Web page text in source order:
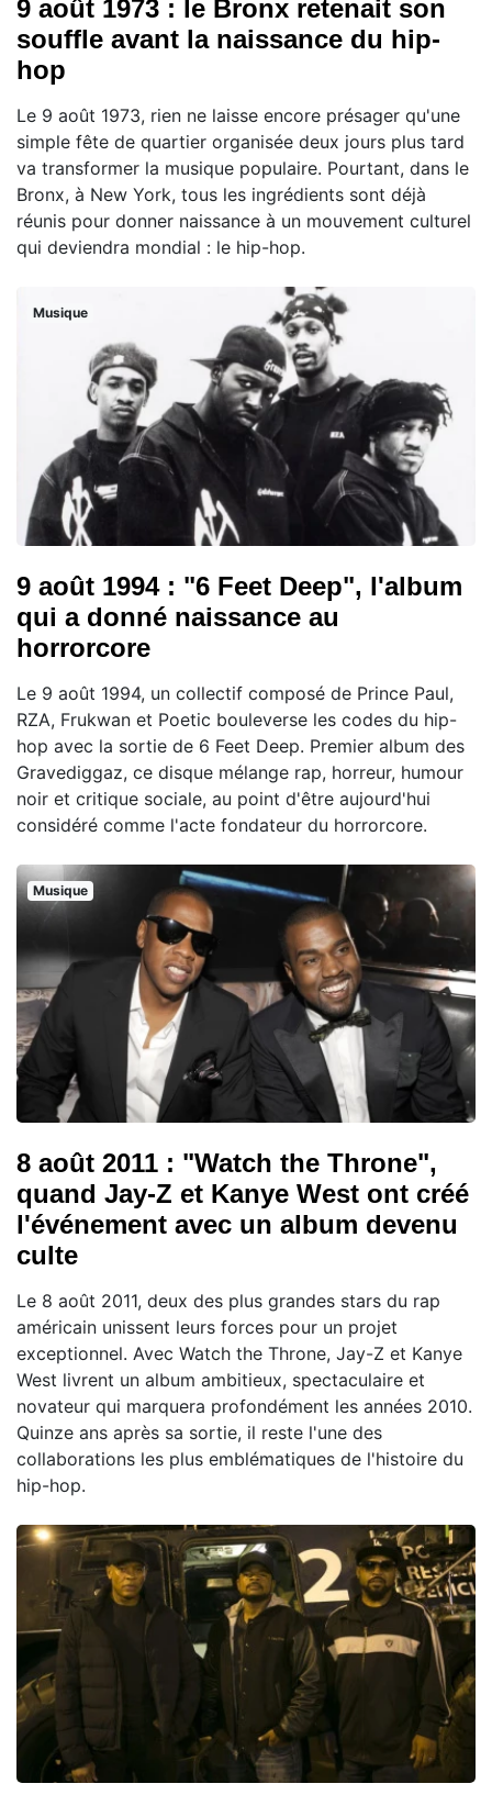
9 août 1973 : le Bronx retenait son
souffle avant la naissance du hip-
hop
Le 9 août 1973, rien ne laisse encore présager qu'une
simple fête de quartier organisée deux jours plus tard
va transformer la musique populaire. Pourtant, dans le
Bronx, à New York, tous les ingrédients sont déjà
réunis pour donner naissance à un mouvement culturel
qui deviendra mondial : le hip-hop.
Musique
9 août 1994 : "6 Feet Deep", l'album
qui a donné naissance au
horrorcore
Le 9 août 1994, un collectif composé de Prince Paul,
RZA, Frukwan et Poetic bouleverse les codes du hip-
hop avec la sortie de 6 Feet Deep. Premier album des
Gravediggaz, ce disque mélange rap, horreur, humour
noir et critique sociale, au point d'être aujourd'hui
considéré comme l'acte fondateur du horrorcore.
Musique
8 août 2011 : "Watch the Throne",
quand Jay-Z et Kanye West ont créé
l'événement avec un album devenu
culte
Le 8 août 2011, deux des plus grandes stars du rap
américain unissent leurs forces pour un projet
exceptionnel. Avec Watch the Throne, Jay-Z et Kanye
West livrent un album ambitieux, spectaculaire et
novateur qui marquera profondément les années 2010.
Quinze ans après sa sortie, il reste l'une des
collaborations les plus emblématiques de l'histoire du
hip-hop.